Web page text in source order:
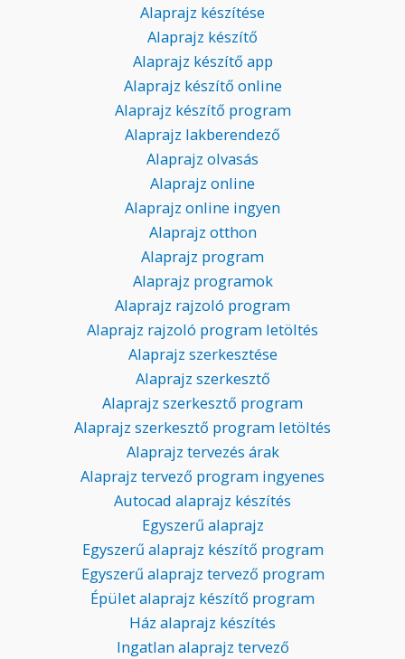
Alaprajz készítése
Alaprajz készítő
Alaprajz készítő app
Alaprajz készítő online
Alaprajz készítő program
Alaprajz lakberendező
Alaprajz olvasás
Alaprajz online
Alaprajz online ingyen
Alaprajz otthon
Alaprajz program
Alaprajz programok
Alaprajz rajzoló program
Alaprajz rajzoló program letöltés
Alaprajz szerkesztése
Alaprajz szerkesztő
Alaprajz szerkesztő program
Alaprajz szerkesztő program letöltés
Alaprajz tervezés árak
Alaprajz tervező program ingyenes
Autocad alaprajz készítés
Egyszerű alaprajz
Egyszerű alaprajz készítő program
Egyszerű alaprajz tervező program
Épület alaprajz készítő program
Ház alaprajz készítés
Ingatlan alaprajz tervező